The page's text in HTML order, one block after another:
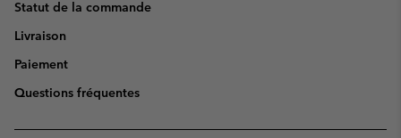
Statut de la commande
Livraison
Paiement
Questions fréquentes